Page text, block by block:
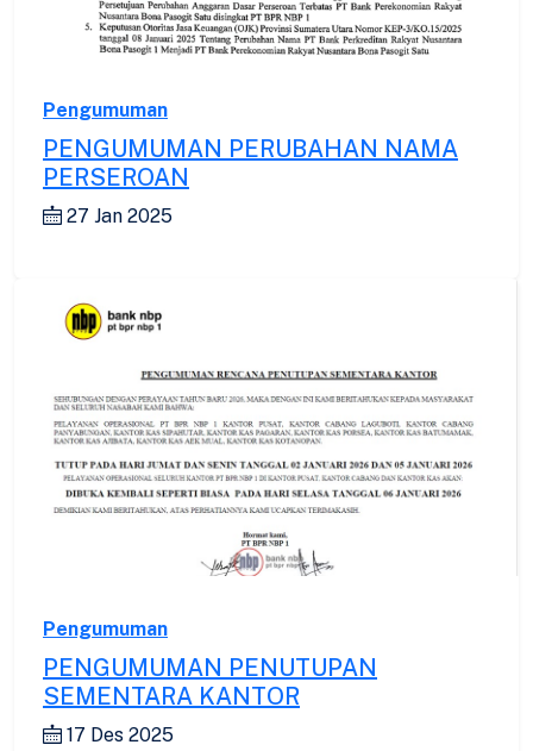
Pengumuman
PENGUMUMAN PERUBAHAN NAMA
PERSEROAN
27 Jan 2025
Pengumuman
PENGUMUMAN PENUTUPAN
SEMENTARA KANTOR
17 Des 2025